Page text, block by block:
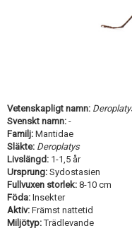
Vetenskapligt namn:
Svenskt namn: -
Familj: Mantidae
Släkte: Deroplatys
Livslängd: 1-1,5 år
Ursprung: Sydostasien
Fullvuxen storlek: 8-10 cm
Föda: Insekter
Aktiv: Främst nattetid
Miljötyp:Trädlevande